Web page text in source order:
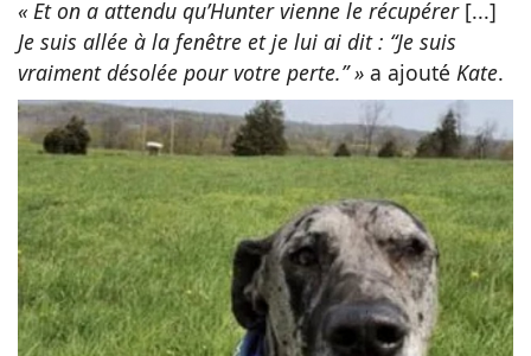
« Et on a attendu qu’Hunter vienne le récupérer [...]
Je suis allée à la fenêtre et je lui ai dit : “Je suis
vraiment désolée pour votre perte.” » a ajouté Kate.